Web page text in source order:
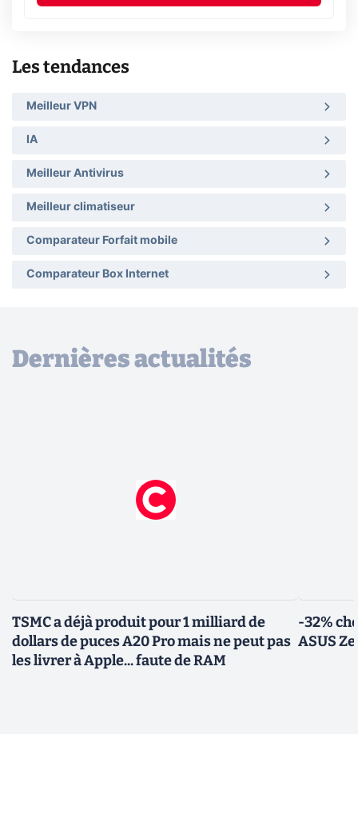
Les tendances
Meilleur VPN
IA
Meilleur Antivirus
Meilleur climatiseur
Comparateur Forfait mobile
Comparateur Box Internet
Dernières actualités
TSMC a déjà produit pour 1 milliard de
dollars de puces A20 Pro mais ne peut pas
les livrer à Apple... faute de RAM
-32%
ASUS